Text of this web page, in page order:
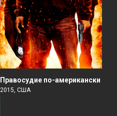
Правосудие по-американски
2015, США